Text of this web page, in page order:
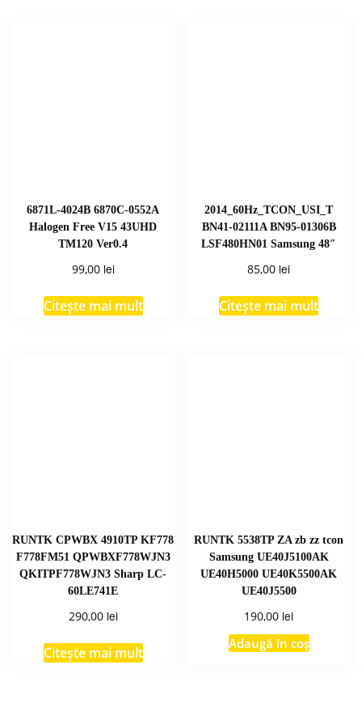
6871L-4024B 6870C-0552A
Halogen Free V15 43UHD
TM120 Ver0.4
99,00 lei
Citește mai mult
2014_60Hz_TCON_USI_T
BN41-02111A BN95-01306B
LSF480HN01 Samsung 48″
85,00 lei
Citește mai mult
RUNTK CPWBX 4910TP KF778
F778FM51 QPWBXF778WJN3
QKITPF778WJN3 Sharp LC-
60LE741E
290,00 lei
Citește mai mult
RUNTK 5538TP ZA zb zz tcon
Samsung UE40J5100AK
UE40H5000 UE40K5500AK
UE40J5500
190,00 lei
Adaugă în coș